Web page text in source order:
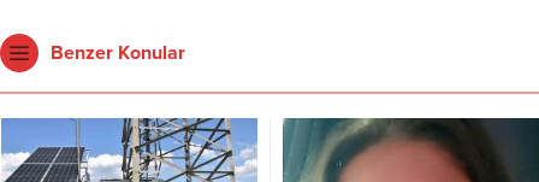
Benzer Konular